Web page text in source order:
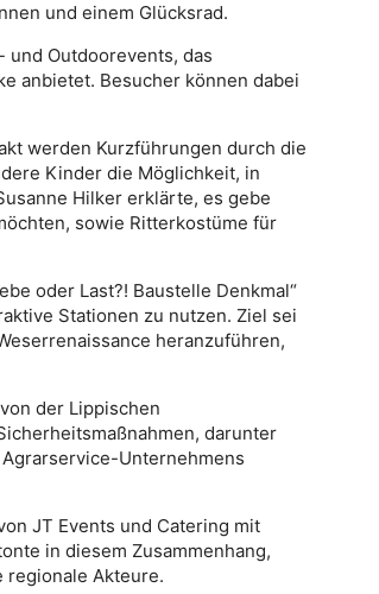
und einem Glücksrad.
und Outdoorevents, das
anbietet. Besucher können dabei
werden Kurzführungen durch die
Kinder die Möglichkeit, in
Hilker erklärte, es gebe
sowie Ritterkostüme für
oder Last?! Baustelle Denkmal“
Stationen zu nutzen. Ziel sei
heranzuführen,
der Lippischen
darunter
Unternehmens
JT Events und Catering mit
in diesem Zusammenhang,
regionale Akteure.